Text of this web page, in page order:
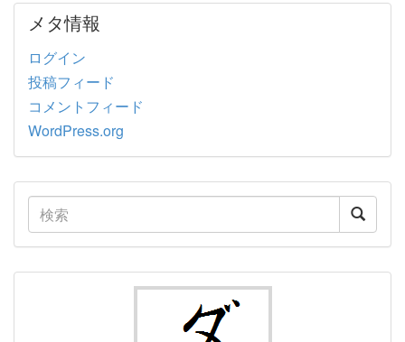
メタ情報
ログイン
投稿フィード
コメントフィード
WordPress.org